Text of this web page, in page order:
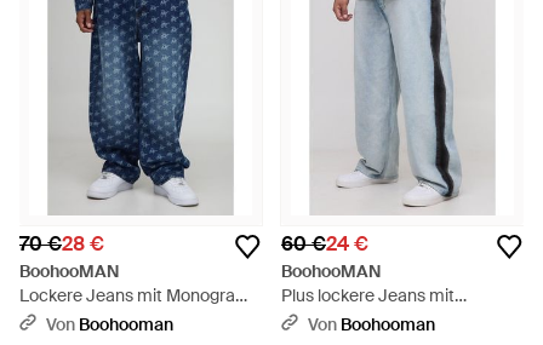
70 €28 €
BoohooMAN
Lockere Jeans mit Monogram -
BlauVon Boohooman
60 €24 €
BoohooMAN
Plus lockere Jeans mit
Seitenstreifen - Blau
Von Boohooman